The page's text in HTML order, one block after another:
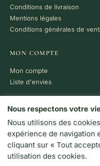
Conditions de livraison
Mentions légales
Conditions générales de
MON COMPTE
Mon compte
Liste d'envies
PAIEMENT 100% SÉCURISÉ
VISA MC CB
LIVRAISON RAPIDE
Colissimo · Chronopost
Nous respectons votre
Nous utilisons des
expérience de navigation
cliquant sur « Tout
utilisation des cookies.